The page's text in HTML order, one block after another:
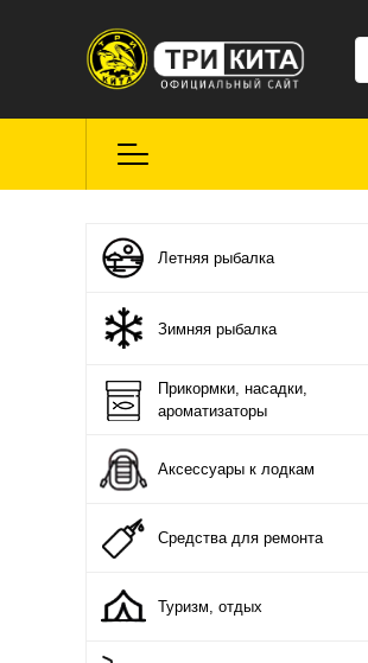
Средства для
Мягкие приманки
Летняя рыбалка
Зимняя рыбалка
Прикормки, насадки,
ароматизаторы
Аксессуары к лодкам
Средства для ремонта
Туризм, отдых